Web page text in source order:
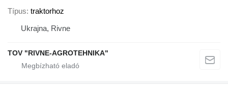
Típus traktorhoz
Ukrajna, Rivne
TOV "RIVNE-AGROTEHNIKA"